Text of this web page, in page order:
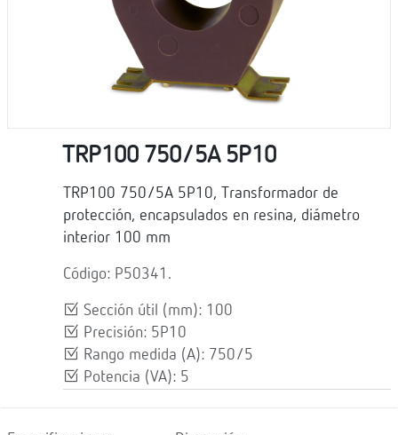
TRP100 750/5A 5P10
TRP100 750/5A 5P10, Transformador de
protección, encapsulados en resina, diámetro
interior 100 mm
Código: P50341.
Sección útil (mm): 100
Precisión: 5P10
Rango medida (A): 750/5
Potencia (VA): 5